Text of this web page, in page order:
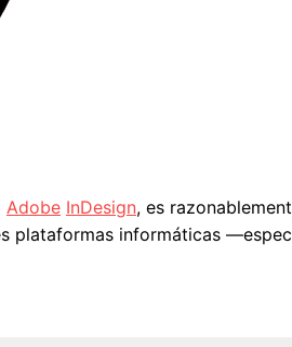
Adobe InDesign, es
plataformas informáticas